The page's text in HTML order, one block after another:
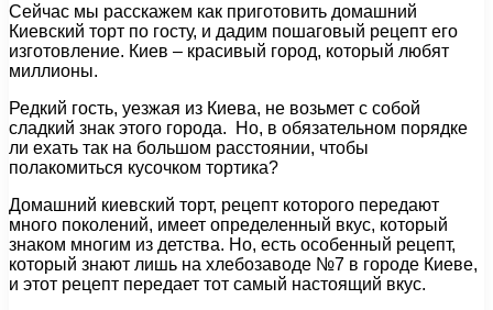
Сейчас мы расскажем как приготовить домашний
Киевский торт по госту, и дадим пошаговый рецепт его
изготовление. Киев – красивый город, который любят
миллионы.
Редкий гость, уезжая из Киева, не возьмет с собой
сладкий знак этого города. Но, в обязательном порядке
ли ехать так на большом расстоянии, чтобы
полакомиться кусочком тортика?
Домашний киевский торт, рецепт которого передают
много поколений, имеет определенный вкус, который
знаком многим из детства. Но, есть особенный рецепт,
который знают лишь на хлебозаводе №7 в городе Киеве,
и этот рецепт передает тот самый настоящий вкус.